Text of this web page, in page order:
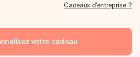
Cadeaux d'entreprise ?
votre cadeau